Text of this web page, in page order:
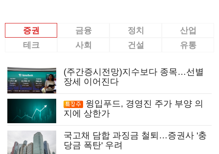
증권 금융 정치
산업
테크
사회 건설 유통
(주간증시전망)지수보다 종목…선별
장세 이어진다
윙입푸드, 경영진 주가 부양 의
지에 상한가
국고채 담합 과징금 철퇴…증권사 '충
당금 폭탄' 우려